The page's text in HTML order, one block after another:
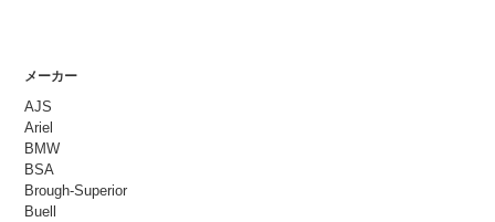
メーカー
AJS
Ariel
BMW
BSA
Brough-Superior
Buell